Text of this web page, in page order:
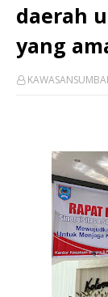
daerah
yang